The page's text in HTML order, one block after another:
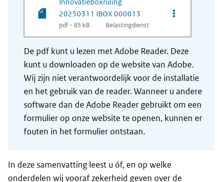
20250311 IBOX 000013
pdf - 85 kB Belastingdienst
Opties van
De pdf kunt u lezen met Adobe Reader. Deze
kunt u downloaden op de website van Adobe.
Wij zijn niet verantwoordelijk voor de installatie
en het gebruik van de reader. Wanneer u andere
software dan de Adobe Reader gebruikt om een
formulier op onze website te openen, kunnen er
fouten in het formulier ontstaan.
In deze samenvatting leest u óf, en op welke
onderdelen wij vooraf zekerheid geven over de